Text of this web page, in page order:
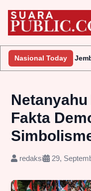
Nasional Today
Jembatan Gantung
Fakta
redaksi 29,